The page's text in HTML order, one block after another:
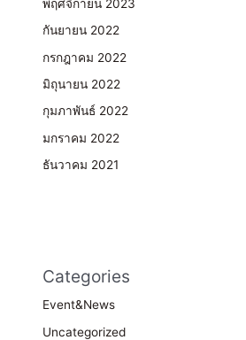
พฤศจิกายน 2023
กันยายน 2022
กรกฎาคม 2022
มิถุนายน 2022
กุมภาพันธ์ 2022
มกราคม 2022
ธันวาคม 2021
Categories
Event&News
Uncategorized